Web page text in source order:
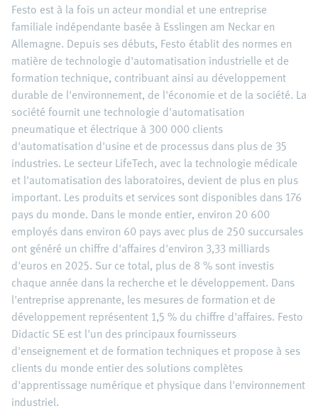
Festo est à la fois un acteur mondial et une entreprise
familiale indépendante basée à Esslingen am Neckar en
Allemagne. Depuis ses débuts, Festo établit des normes en
matière de technologie d'automatisation industrielle et de
formation technique, contribuant ainsi au développement
durable de l'environnement, de l'économie et de la société. La
société fournit une technologie d'automatisation
pneumatique et électrique à 300 000 clients
d'automatisation d'usine et de processus dans plus de 35
industries. Le secteur LifeTech, avec la technologie médicale
et l'automatisation des laboratoires, devient de plus en plus
important. Les produits et services sont disponibles dans 176
pays du monde. Dans le monde entier, environ 20 600
employés dans environ 60 pays avec plus de 250 succursales
ont généré un chiffre d'affaires d'environ 3,33 milliards
d'euros en 2025. Sur ce total, plus de 8 % sont investis
chaque année dans la recherche et le développement. Dans
l'entreprise apprenante, les mesures de formation et de
développement représentent 1,5 % du chiffre d'affaires. Festo
Didactic SE est l'un des principaux fournisseurs
d'enseignement et de formation techniques et propose à ses
clients du monde entier des solutions complètes
d'apprentissage numérique et physique dans l'environnement
industriel.